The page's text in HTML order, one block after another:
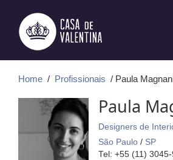
conteúdo
Home / Profissionais / Paula
Paula
Designers de
São Paulo / SP
Tel: +55 (11)